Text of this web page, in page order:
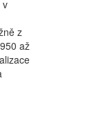
v
z
až